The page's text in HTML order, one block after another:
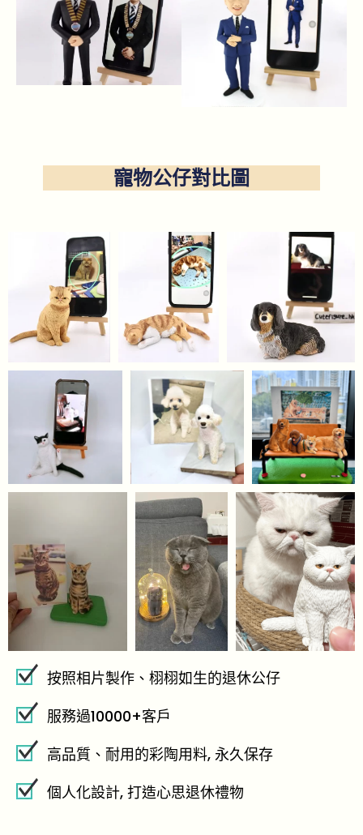
寵物公仔對比圖
按照相片製作、栩栩如生的退休公仔
服務過10000+客戶
高品質、耐用的彩陶用料, 永久保存
個人化設計, 打造心思退休禮物